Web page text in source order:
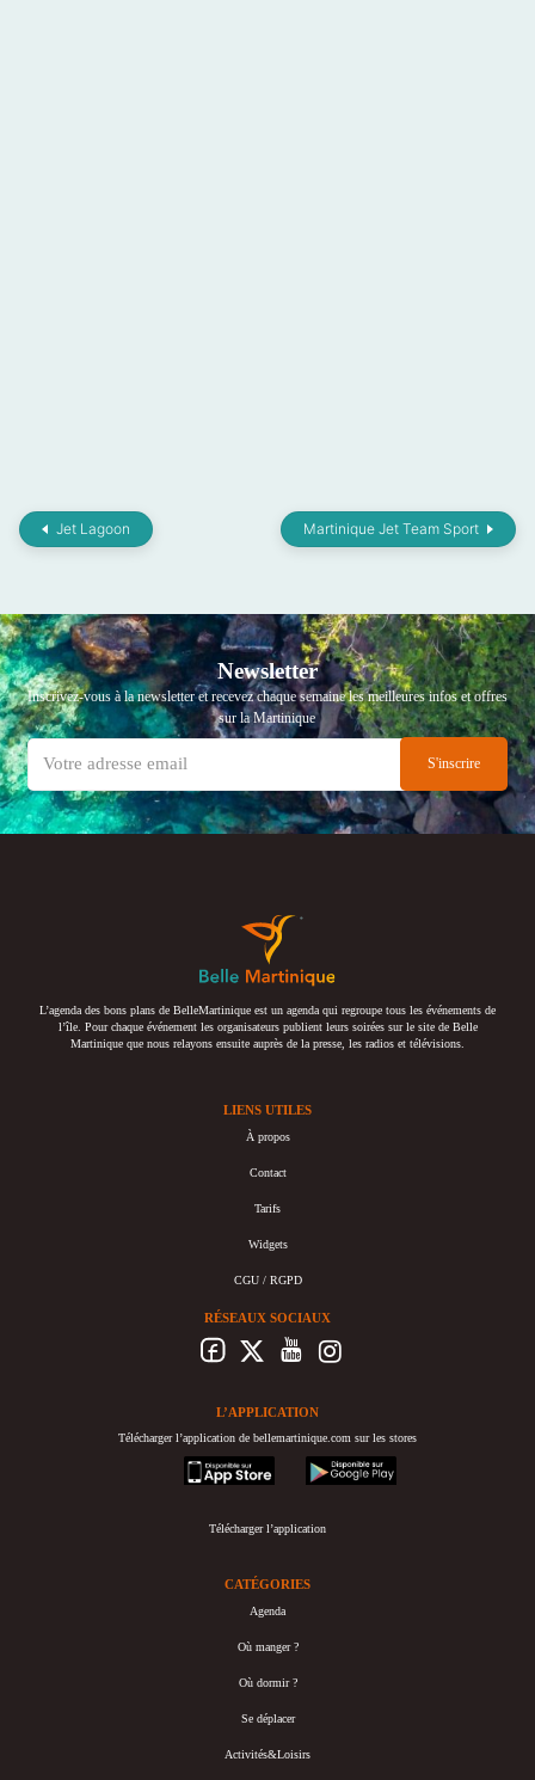
Jet Lagoon Martinique Jet Team Sport
Newsletter
Inscrivez-vous à la newsletter et recevez chaque semaine les meilleures infos et offres
sur la Martinique
L’agenda des bons plans de BelleMartinique est un agenda qui regroupe tous les événements de
l’île. Pour chaque événement les organisateurs publient leurs soirées sur le site de Belle
Martinique que nous relayons ensuite auprès de la presse, les radios et télévisions.
LIENS UTILES
À propos
Contact
Tarifs
Widgets
CGU / RGPD
RÉSEAUX SOCIAUX
L’APPLICATION
Télécharger l’application de bellemartinique.com sur les stores
appstore
googleplay
Télécharger l’application
CATÉGORIES
Agenda
Où manger ?
Où dormir ?
Se déplacer
Activités&Loisirs